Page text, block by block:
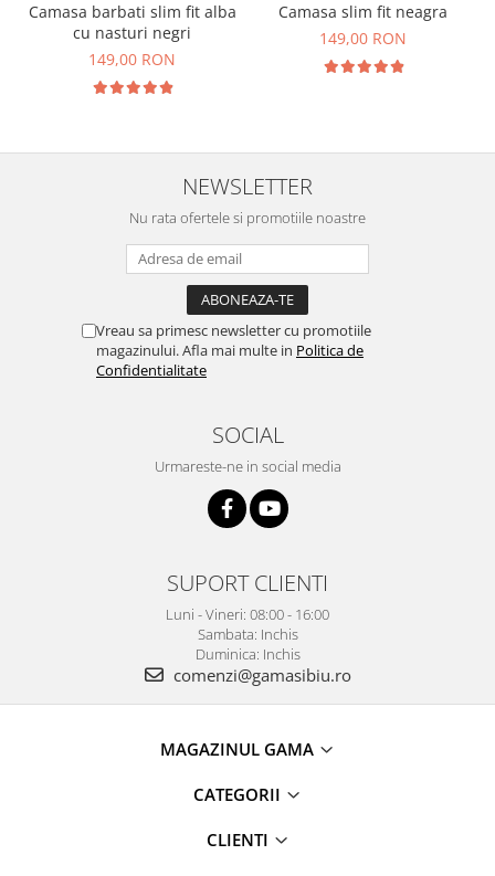
Camasa barbati slim fit alba
cu nasturi negri
149,00 RON
Camasa slim fit neagra
149,00 RON
NEWSLETTER
Nu rata ofertele si promotiile noastre
Vreau sa primesc newsletter cu promotiile
magazinului. Afla mai multe in Politica de
Confidentialitate
SOCIAL
Urmareste-ne in social media
SUPORT CLIENTI
Luni - Vineri: 08:00 - 16:00
Sambata: Inchis
Duminica: Inchis
comenzi@gamasibiu.ro
MAGAZINUL GAMA
CATEGORII
CLIENTI